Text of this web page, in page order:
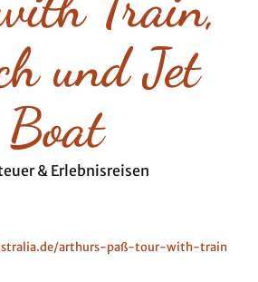
und Jet
Boat
& Erlebnisreisen